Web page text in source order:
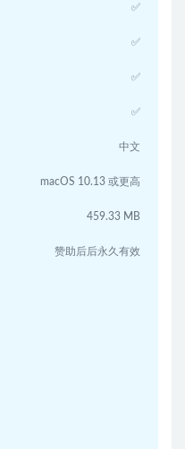
✅
✅
✅
✅
中文
macOS 10.13 或更高
459.33 MB
赞助后后永久有效